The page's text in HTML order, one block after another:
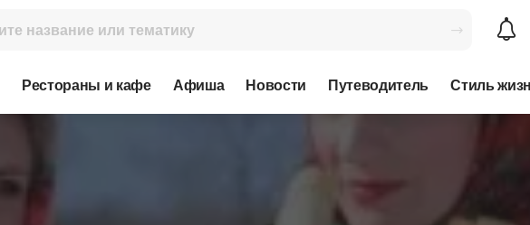
Рестораны и кафе Афиша Новости Путеводитель Стиль